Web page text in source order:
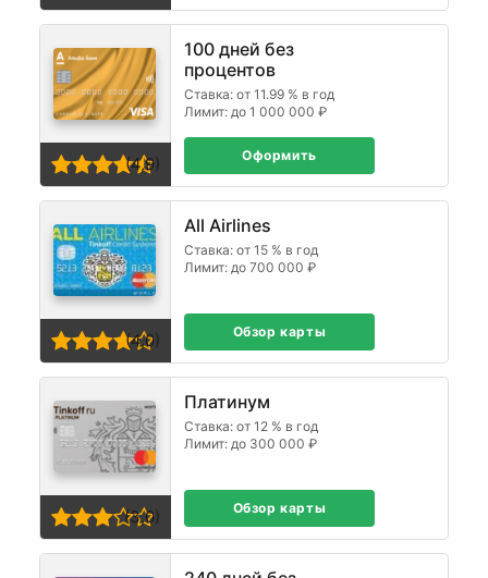
100 дней без
процентов
Ставка: от 11.99 % в год
Лимит: до 1 000 000 ₽
(4,9) Оформить
All Airlines
Ставка: от 15 % в год
Лимит: до 700 000 ₽
(4,0) Обзор карты
Платинум
Ставка: от 12 % в год
Лимит: до 300 000 ₽
(3,0) Обзор карты